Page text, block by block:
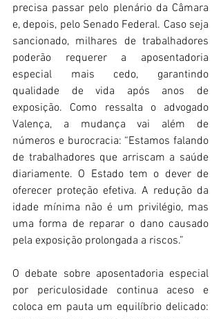
precisa passar pelo plenário da Câmara
e, depois, pelo Senado Federal. Caso seja
sancionado, milhares de trabalhadores
poderão requerer a aposentadoria
especial mais cedo, garantindo
qualidade de vida após anos de
exposição. Como ressalta o advogado
Valença, a mudança vai além de
números e burocracia: “Estamos falando
de trabalhadores que arriscam a saúde
diariamente. O Estado tem o dever de
oferecer proteção efetiva. A redução da
idade mínima não é um privilégio, mas
uma forma de reparar o dano causado
pela exposição prolongada a riscos.”
O debate sobre aposentadoria especial
por periculosidade continua aceso e
coloca em pauta um equilíbrio delicado: